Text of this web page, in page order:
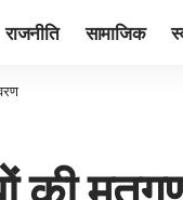
राजनीति सामाजिक